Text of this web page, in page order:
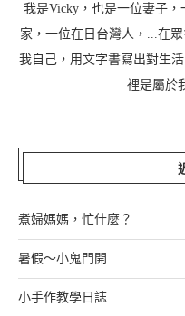
我是Vicky，也是一位妻子
家，一位在日台灣人，...在
我自己，用文字書寫出對生
裡是屬於
煮婦媽媽，忙什麼？
暑假～小鬼門開
小手作教學日誌